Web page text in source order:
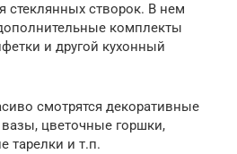
стеклянных створок. В нем
комплекты
и другой кухонный
смотрятся декоративные
цветочные горшки,
тарелки и т.п.